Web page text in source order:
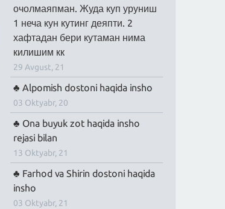
очолмаяпман. Жуда куп уруниш
1 неча кун кутинг деяпти. 2
хафтадан бери кутаман нима
килишим кк
29 Avgust, 21
Alpomish dostoni haqida insho
03 Oktyabr, 20
Ona buyuk zot haqida insho
rejasi bilan
13 Oktyabr, 21
Farhod va Shirin dostoni haqida
insho
03 Oktyabr, 21